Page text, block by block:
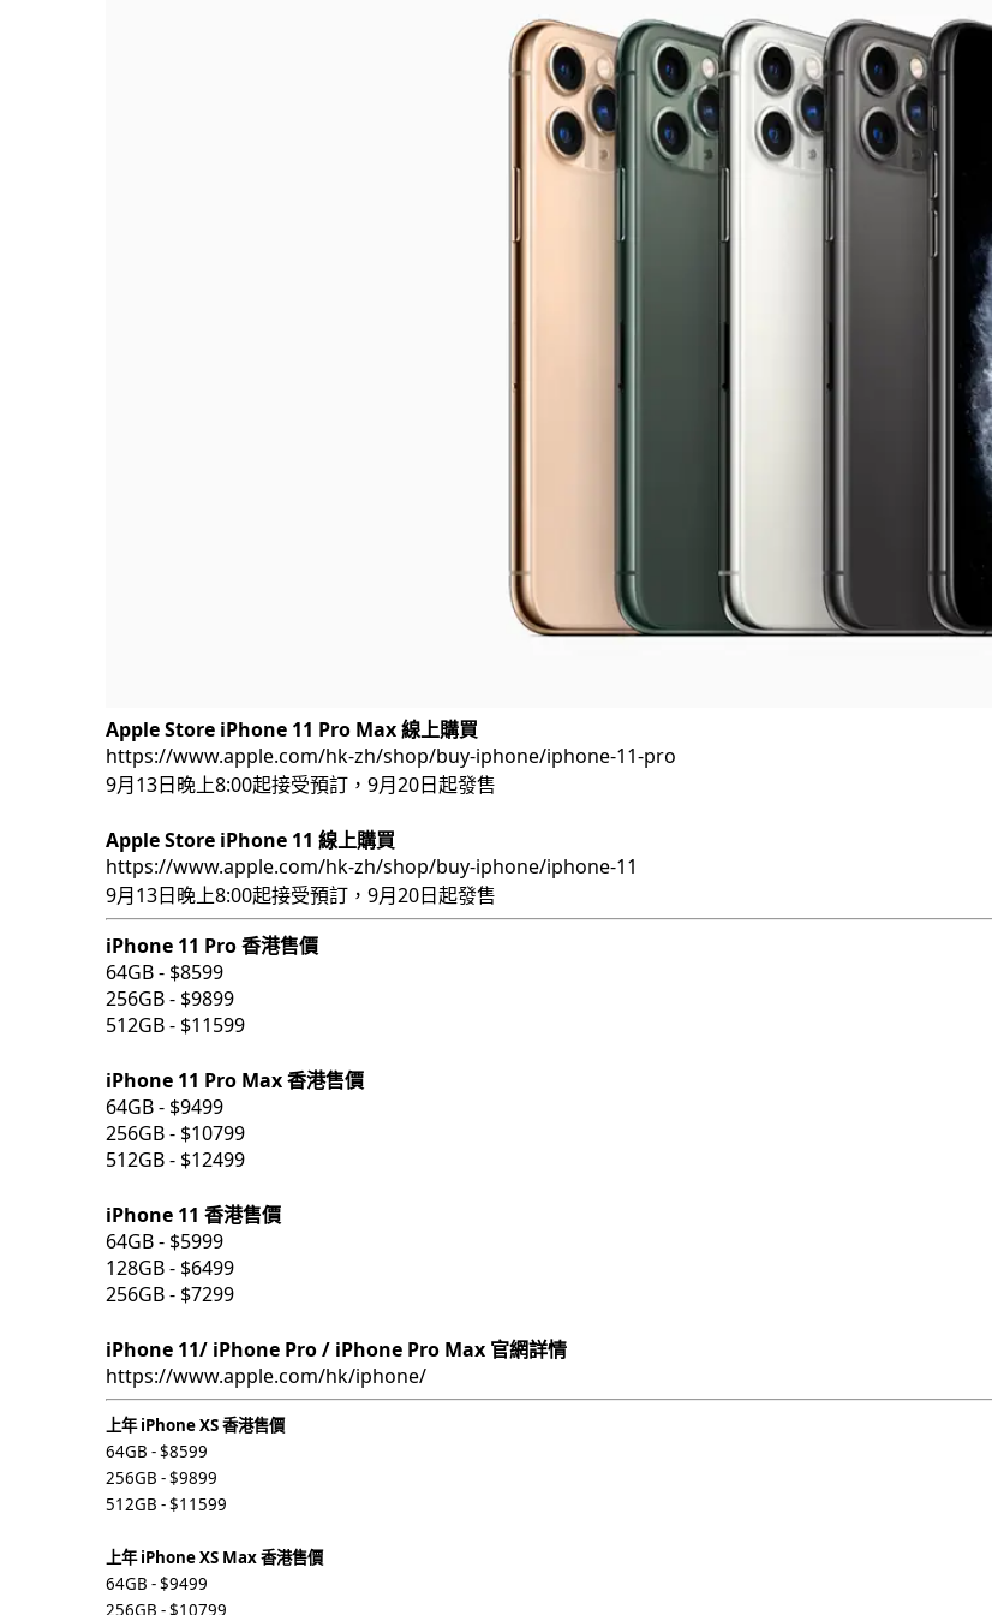
Apple Store iPhone 11 Pro Max 線上購買
https://www.apple.com/hk-zh/shop/buy-iphone/iphone-11-pro
9月13日晚上8:00起接受預訂，9月20日起發售
Apple Store iPhone 11 線上購買
https://www.apple.com/hk-zh/shop/buy-iphone/iphone-11
9月13日晚上8:00起接受預訂，9月20日起發售
iPhone 11 Pro 香港售價
64GB - $8599
256GB - $9899
512GB - $11599
iPhone 11 Pro Max 香港售價
64GB - $9499
256GB - $10799
512GB - $12499
iPhone 11 香港售價
64GB - $5999
128GB - $6499
256GB - $7299
iPhone 11/ iPhone Pro / iPhone Pro Max 官網詳情
https://www.apple.com/hk/iphone/
上年 iPhone XS 香港售價
64GB - $8599
256GB - $9899
512GB - $11599
上年 iPhone XS Max 香港售價
64GB - $9499
256GB - $10799